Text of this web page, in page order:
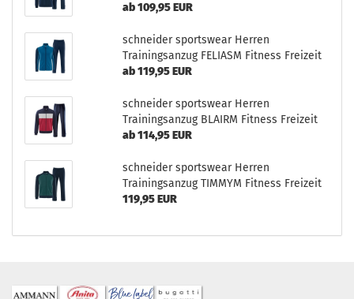
ab 109,95 EUR
schneider sportswear Herren
Trainingsanzug FELIASM Fitness Freizeit
ab 119,95 EUR
schneider sportswear Herren
Trainingsanzug BLAIRM Fitness Freizeit
ab 114,95 EUR
schneider sportswear Herren
Trainingsanzug TIMMYM Fitness Freizeit
119,95 EUR